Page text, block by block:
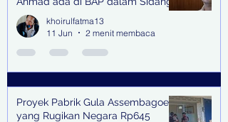
khoirulfatma13
11 Jun
2 menit membaca
Proyek Pabrik Gula Assembagoes
yang Rugikan Negara Rp645